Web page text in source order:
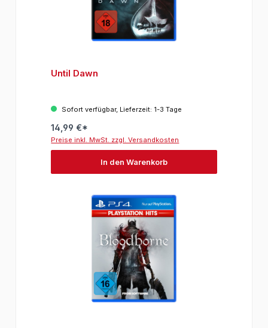
Until Dawn
Sofort verfügbar, Lieferzeit: 1-3 Tage
14,99 €*
Preise inkl. MwSt. zzgl. Versandkosten
In den Warenkorb